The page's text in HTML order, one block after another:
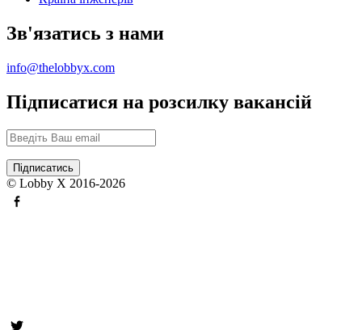
Зв'язатись з нами
info@thelobbyx.com
Підписатися на розсилку вакансій
© Lobby X 2016-2026